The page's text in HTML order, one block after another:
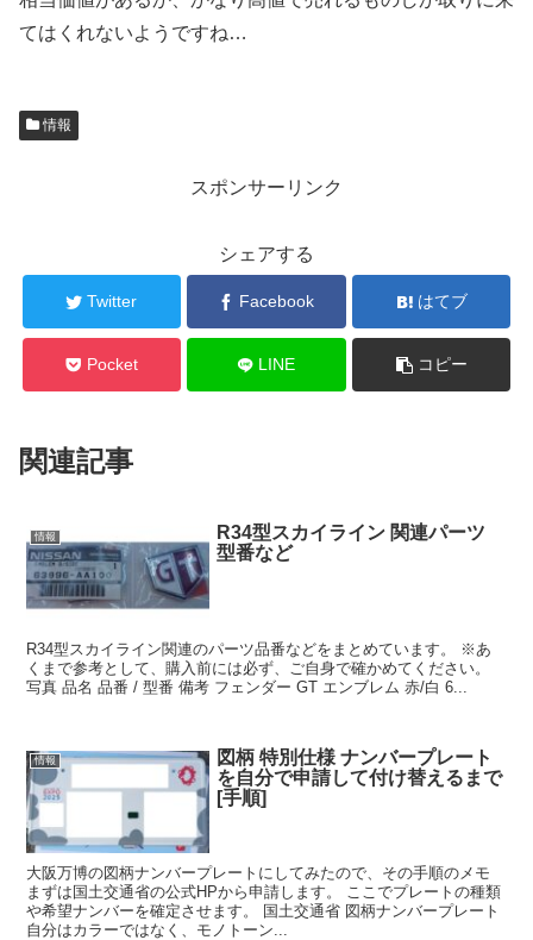
てはくれないようですね…
情報
スポンサーリンク
シェアする
Twitter Facebook はてブ
Pocket LINE コピー
関連記事
情報
R34型スカイライン 関連パーツ
型番など
R34型スカイライン関連のパーツ品番などをまとめています。 ※あ
くまで参考として、購入前には必ず、ご自身で確かめてください。
写真 品名 品番 / 型番 備考 フェンダー GT エンブレム 赤/白 6...
情報
図柄 特別仕様 ナンバープレート
を自分で申請して付け替えるまで
[手順]
大阪万博の図柄ナンバープレートにしてみたので、その手順のメモ
まずは国土交通省の公式HPから申請します。 ここでプレートの種類
や希望ナンバーを確定させます。 国土交通省 図柄ナンバープレート
自分はカラーではなく、モノトーン...